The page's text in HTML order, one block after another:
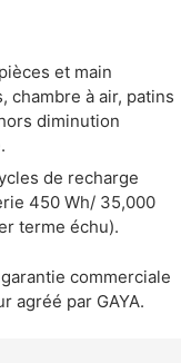
et main
chambre à air, patins
diminution
de recharge
450 Wh/ 35,000
terme échu).
commerciale
agréé par GAYA.